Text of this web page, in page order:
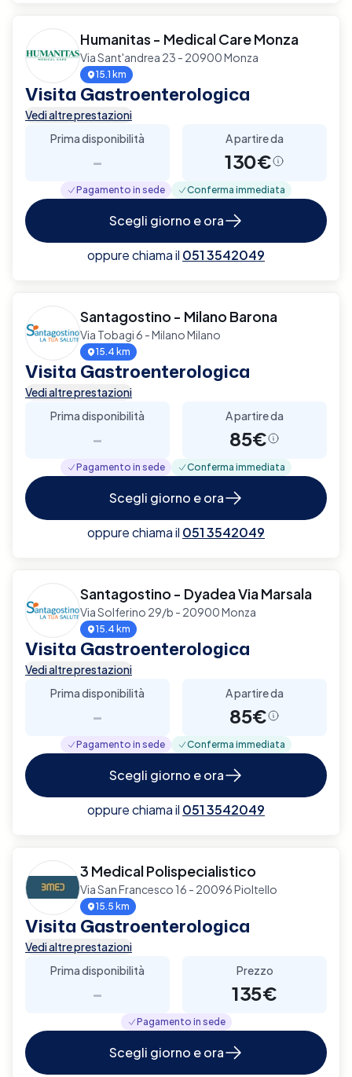
Humanitas - Medical Care Monza
Via Sant'andrea 23 - 20900 Monza
15.1 km
Visita Gastroenterologica
Vedi altre prestazioni
Prima disponibilità
-
A partire da
130€
Pagamento in sede Conferma immediata
Scegli giorno e ora
oppure chiama il 051 3542049
Santagostino - Milano Barona
Via Tobagi 6 - Milano Milano
15.4 km
Visita Gastroenterologica
Vedi altre prestazioni
Prima disponibilità
-
A partire da
85€
Pagamento in sede Conferma immediata
Scegli giorno e ora
oppure chiama il 051 3542049
Santagostino - Dyadea Via Marsala
Via Solferino 29/b - 20900 Monza
15.4 km
Visita Gastroenterologica
Vedi altre prestazioni
Prima disponibilità
-
A partire da
85€
Pagamento in sede Conferma immediata
Scegli giorno e ora
oppure chiama il 051 3542049
3 Medical Polispecialistico
Via San Francesco 16 - 20096 Pioltello
15.5 km
Visita Gastroenterologica
Vedi altre prestazioni
Prima disponibilità
-
Prezzo
135€
Pagamento in sede
Scegli giorno e ora